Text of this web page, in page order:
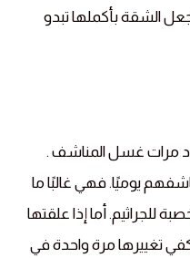
الشقة بأكملها تبدو
مرات غسل المناشف .
يوميًا. فهي غالبًا ما
للجراثيم. أما إذا علقتها
تغييرها مرة واحدة في